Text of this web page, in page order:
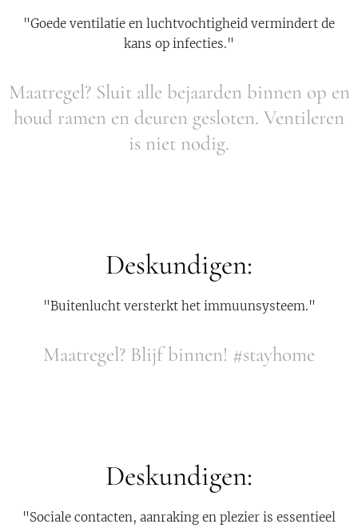
"Goede ventilatie en luchtvochtigheid vermindert de
kans op infecties."
Maatregel? Sluit alle bejaarden binnen op en
houd ramen en deuren gesloten. Ventileren
is niet nodig.
Deskundigen:
"Buitenlucht versterkt het immuunsysteem."
Maatregel? Blijf binnen! #stayhome
Deskundigen:
"Sociale contacten, aanraking en plezier is essentieel